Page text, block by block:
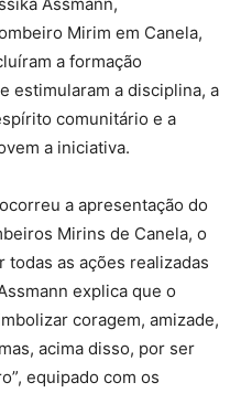
Mirim em Canela,
a formação
estimularam a disciplina, a
comunitário e a
a iniciativa.
a apresentação do
Mirins de Canela, o
todas as ações realizadas
explica que o
coragem, amizade,
acima disso, por ser
equipado com os